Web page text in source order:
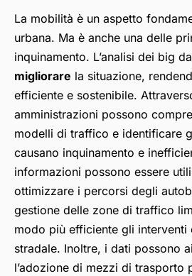
La mobilità è un aspetto
urbana. Ma è anche una delle
inquinamento. L’analisi dei big
migliorare la situazione,
efficiente e sostenibile.
amministrazioni possono
modelli di traffico e identificare
causano inquinamento e
informazioni possono essere
ottimizzare i percorsi degli
gestione delle zone di traffico
modo più efficiente gli interventi
stradale. Inoltre, i dati possono
l’adozione di mezzi di trasporto